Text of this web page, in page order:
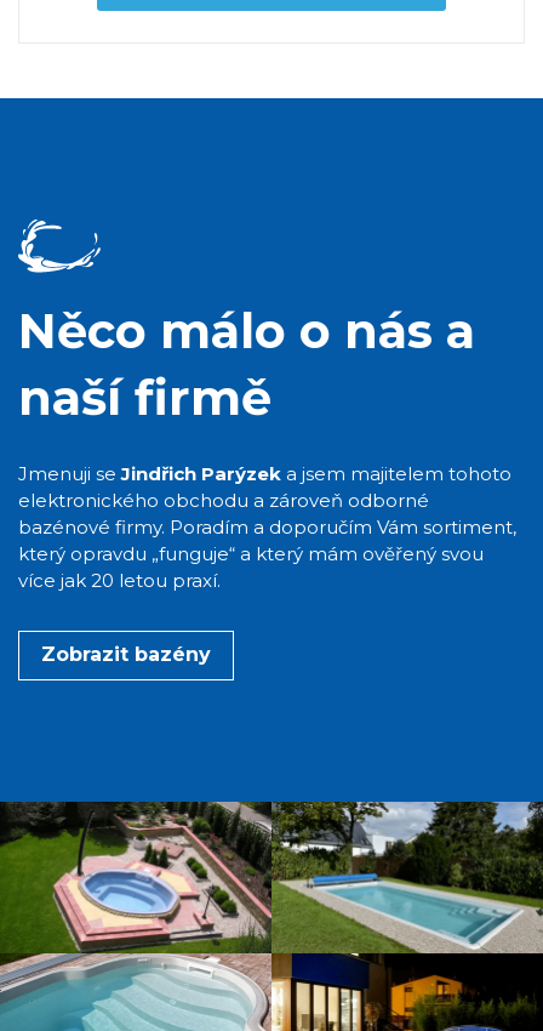
Něco málo o nás a
naší firmě
Jmenuji seJindřich Parýzek a jsem majitelem tohoto
elektronického obchodu a zároveň odborné
bazénové firmy. Poradím a doporučím Vám sortiment,
který opravdu „funguje“ a který mám ověřený svou
více jak 20 letou praxí.
Zobrazit bazény